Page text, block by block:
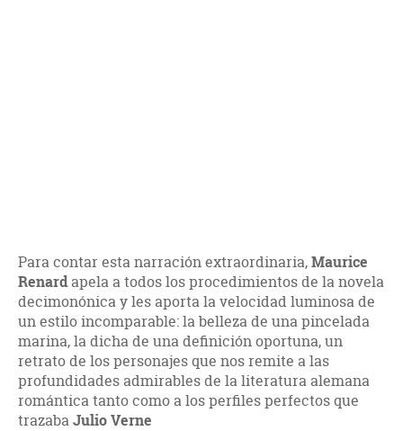
Para contar esta narración extraordinaria,Maurice
Renardapela a todos los procedimientos de la novela
decimonónica y les aporta la velocidad luminosa de
un estilo incomparable: la belleza de una pincelada
marina, la dicha de una definición oportuna, un
retrato de los personajes que nos remite a las
profundidades admirables de la literatura alemana
romántica tanto como a los perfiles perfectos que
trazabaJulio Verne